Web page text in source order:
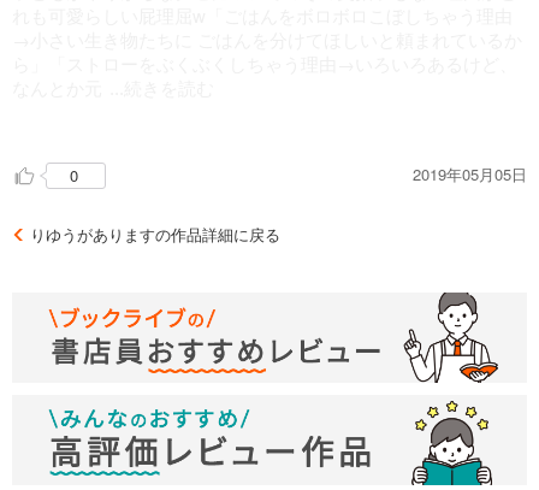
れた日には、ついプッと吹き出してしまうな。
「なるべく ひかえていただけるかしら」のお母さんの言い方も
0 2019年05月05日
りゆうがありますの作品詳細に戻る